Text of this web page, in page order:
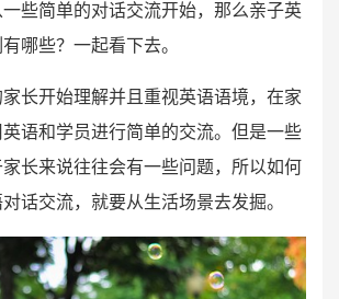
些简单的对话交流开始，那么亲子英
哪些？一起看下去。
长开始理解并且重视英语语境，在家
语和学员进行简单的交流。但是一些
长来说往往会有一些问题，所以如何
话交流，就要从生活场景去发掘。